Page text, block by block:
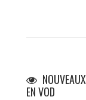
EN VOD